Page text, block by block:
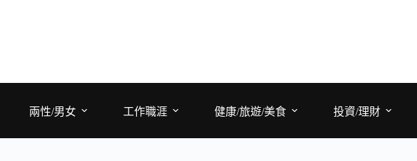
兩性/男女 工作職涯 健康/旅遊/美食 投資/理財